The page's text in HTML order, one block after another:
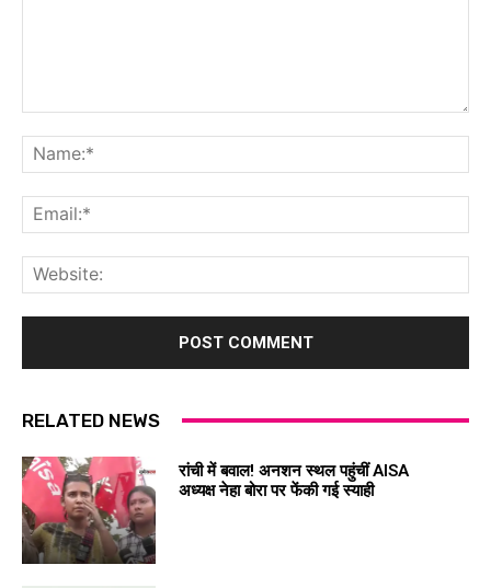
RELATED NEWS
रांची में बवाल! अनशन स्थल पहुंचीं AISA
अध्यक्ष नेहा बोरा पर फेंकी गई स्याही